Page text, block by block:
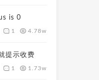
is 0
1 4.78w
提示收费
1 1.73w